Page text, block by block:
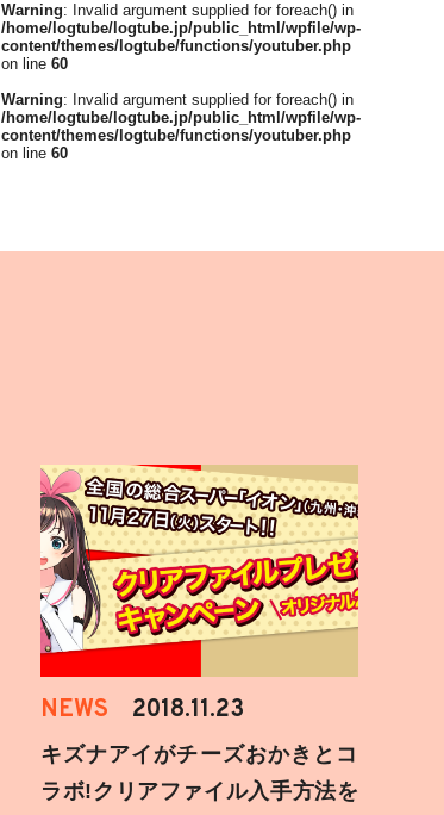
Warning: Invalid argument supplied for foreach() in
/home/logtube/logtube.jp/public_html/wpfile/wp-
content/themes/logtube/functions/youtuber.php
on line 60
Warning: Invalid argument supplied for foreach() in
/home/logtube/logtube.jp/public_html/wpfile/wp-
content/themes/logtube/functions/youtuber.php
on line 60
NEWS 2018.11.23
キズナアイがチーズおかきとコ
ラボ!クリアファイル入手方法を